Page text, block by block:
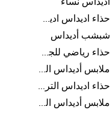
أديداس نساء
حذاء اديداس اديستار للرجال
شبشب أديداس
حذاء رياضي للجري
ملابس أديداس الرياضية
حذاء اديداس الترا بوست 22
ملابس أديداس الرجالية